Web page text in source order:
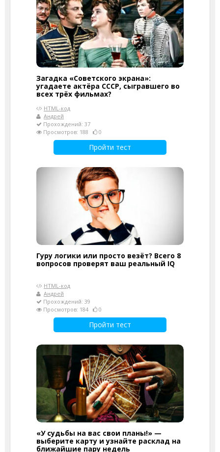
Загадка «Советского экрана»:
угадаете актёра СССР, сыгравшего во
всех трёх фильмах?
HTML-код
Андрей
Прохождений: 37
Просмотров: 188
0
Пройти тест
Гуру логики или просто везёт? Всего 8
вопросов проверят ваш реальный IQ
HTML-код
Андрей
Прохождений: 39
Просмотров: 184
0
Пройти тест
«У судьбы на вас свои планы!» —
выберите карту и узнайте расклад на
ближайшие пару недель